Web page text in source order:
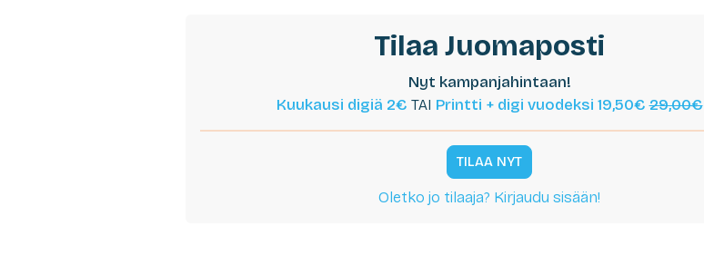
Tilaa Juomaposti
Nyt kampanjahintaan!
Kuukausi digiä 2€ TAI Printti + digi vuodeksi 19,50€29,00€
TILAA NYT
Oletko jo tilaaja? Kirjaudu sisään!